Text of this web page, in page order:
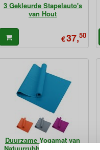
3 Gekleurde Stapelauto's
van Hout
€37,50
Duurzame Yogamat van